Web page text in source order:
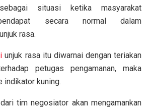
situasi ketika masyarakat
secara normal dalam
unjuk rasa.
unjuk rasa itu diwarnai dengan teriakan
petugas pengamanan, maka
indikator kuning.
tim negosiator akan mengamankan